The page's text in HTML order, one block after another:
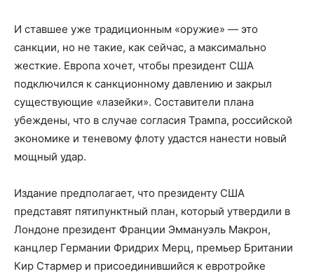
И ставшее уже традиционным «оружие» — это
санкции, но не такие, как сейчас, а максимально
жесткие. Европа хочет, чтобы президент США
подключился к санкционному давлению и закрыл
существующие «лазейки». Составители плана
убеждены, что в случае согласия Трампа, российской
экономике и теневому флоту удастся нанести новый
мощный удар.
Издание предполагает, что президенту США
представят пятипунктный план, который утвердили в
Лондоне президент Франции Эммануэль Макрон,
канцлер Германии Фридрих Мерц, премьер Британии
Кир Стармер и присоединившийся к евротройке